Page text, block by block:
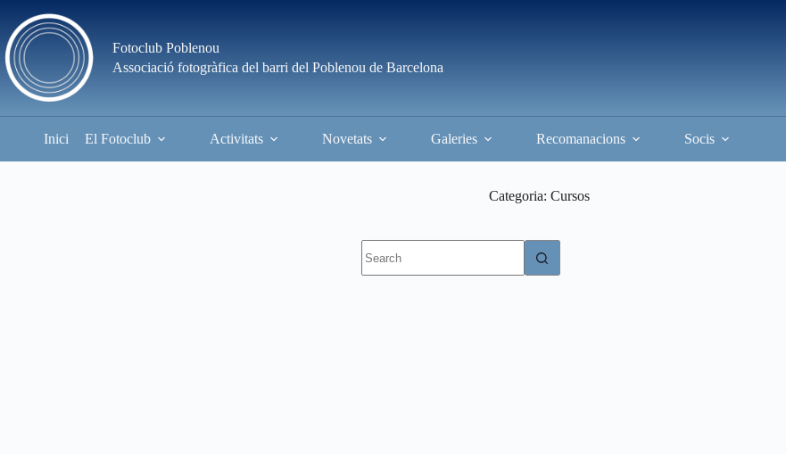
content
Fotoclub Poblenou
Associació fotogràfica del barri del Poblenou de Barcelona
Inici El Fotoclub Activitats Novetats Galeries Recomanacions Socis
Categoria Cursos
results